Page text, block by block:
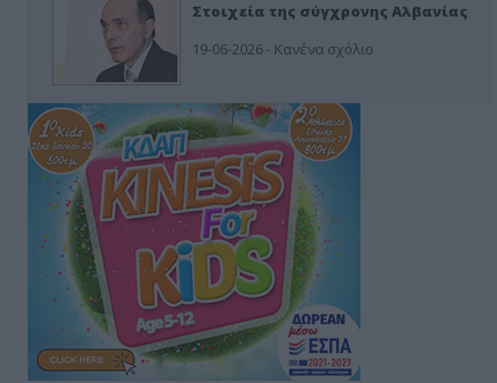
Στοιχεία της σύγχρονης Αλβανίας
19-06-2026 - Κανένα σχόλιο